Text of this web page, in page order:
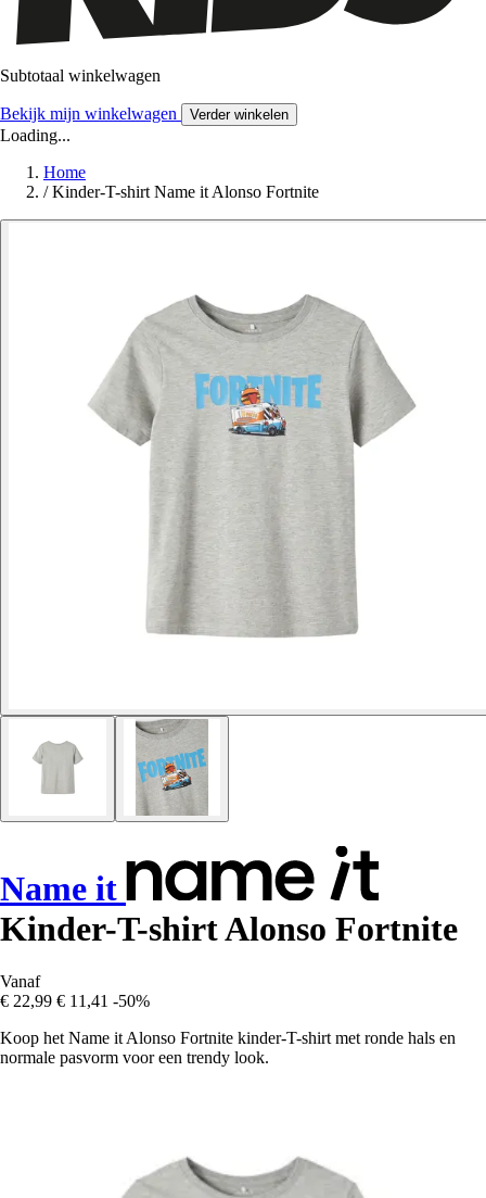
Subtotaal winkelwagen
Bekijk mijn winkelwagen Verder winkelen
Loading...
Home
/ Kinder-T-shirt Name it Alonso Fortnite
Name it
Kinder-T-shirt Alonso Fortnite
Vanaf
€ 22,99 € 11,41 -50%
Koop het Name it Alonso Fortnite kinder-T-shirt met ronde hals en
normale pasvorm voor een trendy look.